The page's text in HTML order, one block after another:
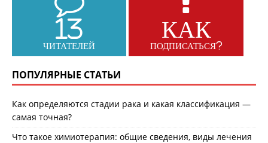
13
ЧИТАТЕЛЕЙ
КАК
ПОДПИСАТЬСЯ?
ПОПУЛЯРНЫЕ СТАТЬИ
Как определяются стадии рака и какая классификация —
самая точная?
Что такое химиотерапия: общие сведения, виды лечения